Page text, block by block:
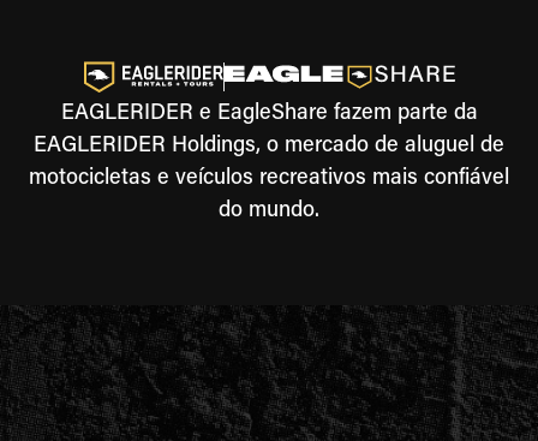
EAGLERIDER e EagleShare fazem parte da
EAGLERIDER Holdings, o mercado de aluguel de
motocicletas e veículos recreativos mais confiável
do mundo.